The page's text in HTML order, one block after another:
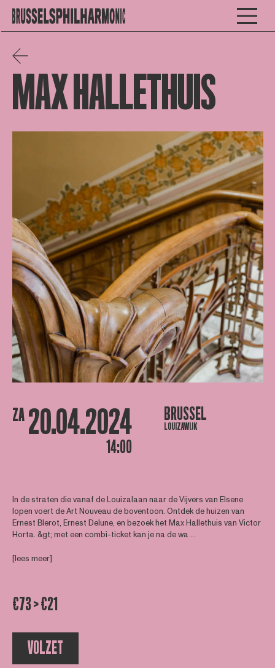
MAX HALLETHUIS
ZA 20.04.2024
14:00
BRUSSEL
LOUIZAWIJK
In de straten die vanaf de Louizalaan naar de Vijvers van Elsene
lopen voert de Art Nouveau de boventoon. Ontdek de huizen van
Ernest Blerot, Ernest Delune, en bezoek het Max Hallethuis van Victor
Horta. &gt; met een combi-ticket kan je na de wa ...
[lees meer]
€73 > €21
VOLZET